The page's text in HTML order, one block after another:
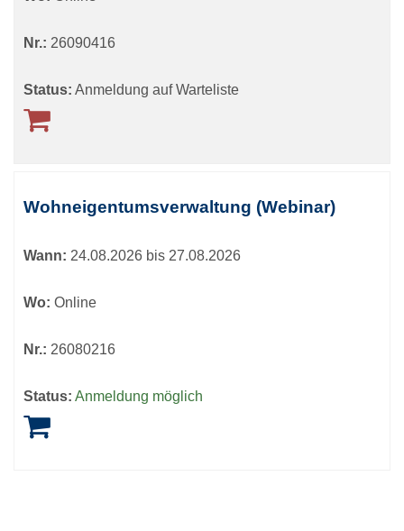
Nr.: 26090416
Status: Anmeldung auf Warteliste
Wohneigentumsverwaltung (Webinar)
Wann: 24.08.2026 bis 27.08.2026
Wo: Online
Nr.: 26080216
Status: Anmeldung möglich